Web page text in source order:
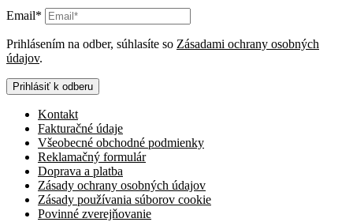
Email*
Prihlásením na odber, súhlasíte so Zásadami ochrany osobných
údajov.
Prihlásiť k odberu
Kontakt
Fakturačné údaje
Všeobecné obchodné podmienky
Reklamačný formulár
Doprava a platba
Zásady ochrany osobných údajov
Zásady používania súborov cookie
Povinné zverejňovanie